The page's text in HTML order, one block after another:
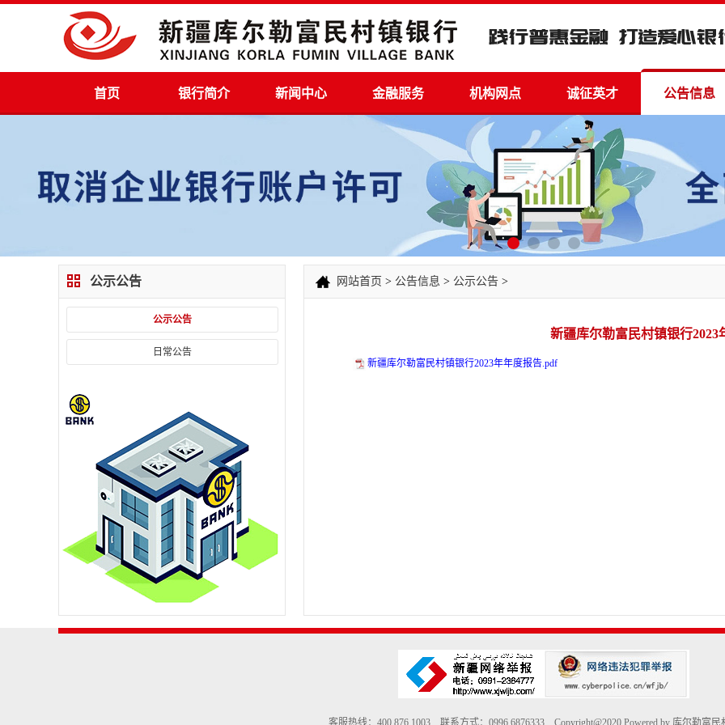
首页 银行简介 新闻中心 金融服务 机构网点 诚征英才 公告信息
公示公告
公示公告
日常公告
网站首页 > 公告信息 > 公示公告 >
新疆库尔勒富民村镇银行2023
新疆库尔勒富民村镇银行2023年年度报告.pdf
客服热线：400 876 1003 联系方式：0996 6876333 Copyright@2020 Powered by 库尔勒富民